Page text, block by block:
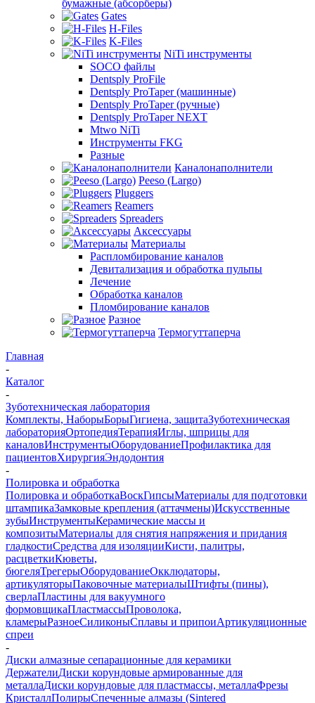
бумажные (абсорберы)
Gates
H-Files
K-Files
NiTi инструменты
SOCO файлы
Dentsply ProFile
Dentsply ProTaper (машинные)
Dentsply ProTaper (ручные)
Dentsply ProTaper NEXT
Mtwo NiTi
Инструменты FKG
Разные
Каналонаполнители
Peeso (Largo)
Pluggers
Reamers
Spreaders
Аксессуары
Материалы
Распломбирование каналов
Девитализация и обработка пульпы
Лечение
Обработка каналов
Пломбирование каналов
Разное
Термогуттаперча
Главная
-
Каталог
-
Зуботехническая лаборатория
Комплекты, НаборыБорыГигиена, защитаЗуботехническая
лабораторияОртопедияТерапияИглы, шприцы для
каналовИнструментыОборудованиеПрофилактика для
пациентовХирургияЭндодонтия
-
Полировка и обработка
Полировка и обработкаВоскГипсыМатериалы для подготовки
штампикаЗамковые крепления (аттачмены)Искусственные
зубыИнструментыКерамические массы и
композитыМатериалы для снятия напряжения и придания
гладкостиСредства для изоляцииКисти, палитры,
расцветкиКюветы,
бюгеляТрегерыОборудованиеОкклюдаторы,
артикуляторыПаковочные материалыШтифты (пины),
сверлаПластины для вакуумного
формовщикаПластмассыПроволока,
кламерыРазноеСиликоныСплавы и припоиАртикуляционные
спреи
-
Диски алмазные сепарационные для керамики
ДержателиДиски корундовые армированные для
металлаДиски корундовые для пластмассы, металлаФрезы
КристаллПолирыСпеченные алмазы (Sintered